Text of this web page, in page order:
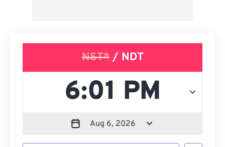
NST*/ NDT